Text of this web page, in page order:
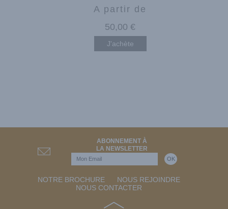
A partir de
50,00 €
J'achète
ABONNEMENT À
LA NEWSLETTER
NOTRE BROCHURE
NOUS REJOINDRE
NOUS CONTACTER